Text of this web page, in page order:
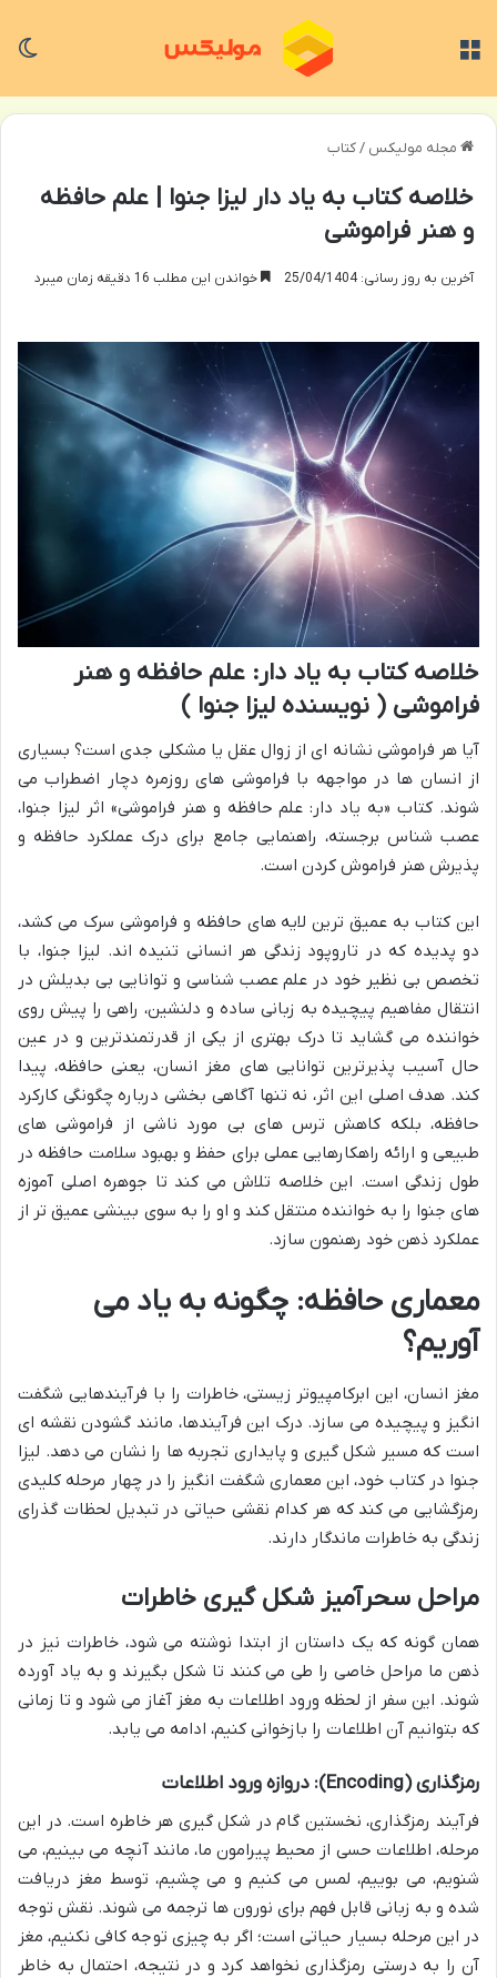
مجله مولیکس /کتاب
خلاصه کتاب به یاد دار لیزا جنوا | علم حافظه
و هنر فراموشی
آخرین به روز رسانی: 25/04/1404 خواندن این مطلب 16 دقیقه زمان میبرد
خلاصه کتاب به یاد دار: علم حافظه و هنر
فراموشی ( نویسنده لیزا جنوا )
آیا هر فراموشی نشانه ای از زوال عقل یا مشکلی جدی است؟ بسیاری
از انسان ها در مواجهه با فراموشی های روزمره دچار اضطراب می
شوند. کتاب «به یاد دار: علم حافظه و هنر فراموشی» اثر لیزا جنوا،
عصب شناس برجسته، راهنمایی جامع برای درک عملکرد حافظه و
پذیرش هنر فراموش کردن است.
این کتاب به عمیق ترین لایه های حافظه و فراموشی سرک می کشد،
دو پدیده که در تاروپود زندگی هر انسانی تنیده اند. لیزا جنوا، با
تخصص بی نظیر خود در علم عصب شناسی و توانایی بی بدیلش در
انتقال مفاهیم پیچیده به زبانی ساده و دلنشین، راهی را پیش روی
خواننده می گشاید تا درک بهتری از یکی از قدرتمندترین و در عین
حال آسیب پذیرترین توانایی های مغز انسان، یعنی حافظه، پیدا
کند. هدف اصلی این اثر، نه تنها آگاهی بخشی درباره چگونگی کارکرد
حافظه، بلکه کاهش ترس های بی مورد ناشی از فراموشی های
طبیعی و ارائه راهکارهایی عملی برای حفظ و بهبود سلامت حافظه در
طول زندگی است. این خلاصه تلاش می کند تا جوهره اصلی آموزه
های جنوا را به خواننده منتقل کند و او را به سوی بینشی عمیق تر از
عملکرد ذهن خود رهنمون سازد.
معماری حافظه: چگونه به یاد می
آوریم؟
مغز انسان، این ابرکامپیوتر زیستی، خاطرات را با فرآیندهایی شگفت
انگیز و پیچیده می سازد. درک این فرآیندها، مانند گشودن نقشه ای
است که مسیر شکل گیری و پایداری تجربه ها را نشان می دهد. لیزا
جنوا در کتاب خود، این معماری شگفت انگیز را در چهار مرحله کلیدی
رمزگشایی می کند که هر کدام نقشی حیاتی در تبدیل لحظات گذرای
زندگی به خاطرات ماندگار دارند.
مراحل سحرآمیز شکل گیری خاطرات
همان گونه که یک داستان از ابتدا نوشته می شود، خاطرات نیز در
ذهن ما مراحل خاصی را طی می کنند تا شکل بگیرند و به یاد آورده
شوند. این سفر از لحظه ورود اطلاعات به مغز آغاز می شود و تا زمانی
که بتوانیم آن اطلاعات را بازخوانی کنیم، ادامه می یابد.
رمزگذاری (Encoding): دروازه ورود اطلاعات
فرآیند رمزگذاری، نخستین گام در شکل گیری هر خاطره است. در این
مرحله، اطلاعات حسی از محیط پیرامون ما، مانند آنچه می بینیم، می
شنویم، می بوییم، لمس می کنیم و می چشیم، توسط مغز دریافت
شده و به زبانی قابل فهم برای نورون ها ترجمه می شوند. نقش توجه
در این مرحله بسیار حیاتی است؛ اگر به چیزی توجه کافی نکنیم، مغز
آن را به درستی رمزگذاری نخواهد کرد و در نتیجه، احتمال به خاطر